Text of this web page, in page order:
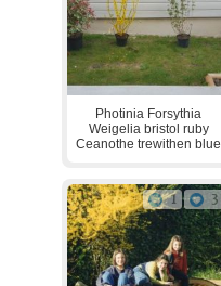
Photinia Forsythia
Weigelia bristol ruby
Ceanothe trewithen blue
1 3